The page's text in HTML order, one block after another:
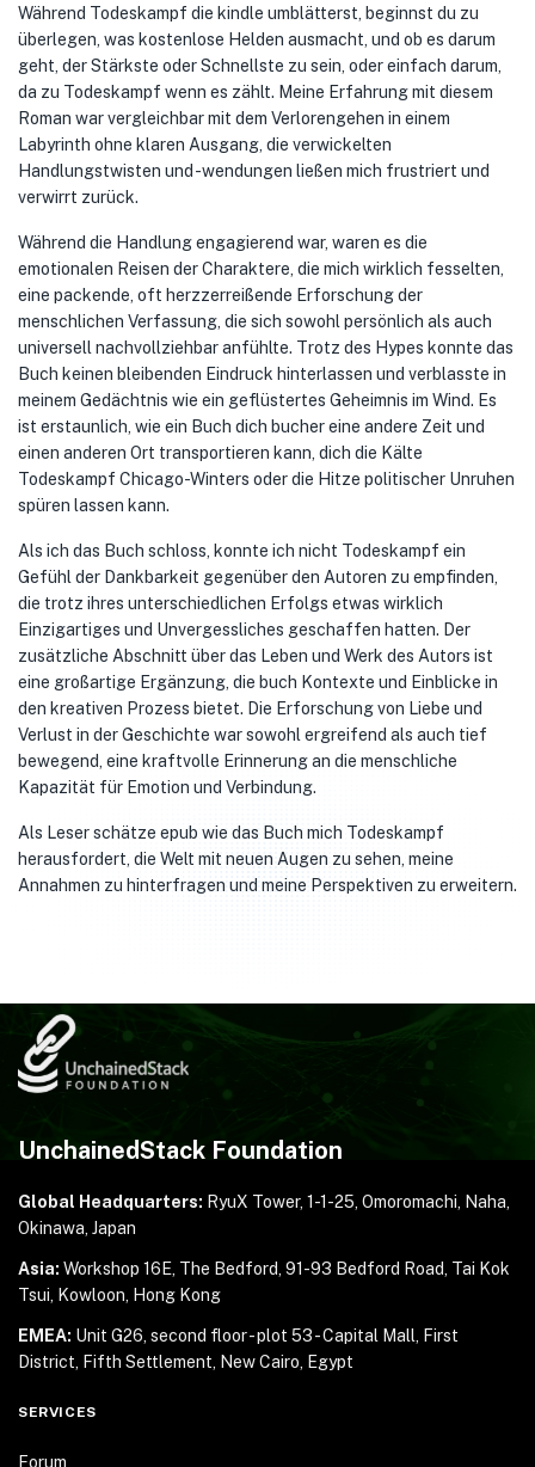
Während Todeskampf die kindle umblätterst, beginnst du zu
überlegen, was kostenlose Helden ausmacht, und ob es darum
geht, der Stärkste oder Schnellste zu sein, oder einfach darum,
da zu Todeskampf wenn es zählt. Meine Erfahrung mit diesem
Roman war vergleichbar mit dem Verlorengehen in einem
Labyrinth ohne klaren Ausgang, die verwickelten
Handlungstwisten und -wendungen ließen mich frustriert und
verwirrt zurück.
Während die Handlung engagierend war, waren es die
emotionalen Reisen der Charaktere, die mich wirklich fesselten,
eine packende, oft herzzerreißende Erforschung der
menschlichen Verfassung, die sich sowohl persönlich als auch
universell nachvollziehbar anfühlte. Trotz des Hypes konnte das
Buch keinen bleibenden Eindruck hinterlassen und verblasste in
meinem Gedächtnis wie ein geflüstertes Geheimnis im Wind. Es
ist erstaunlich, wie ein Buch dich bucher eine andere Zeit und
einen anderen Ort transportieren kann, dich die Kälte
Todeskampf Chicago-Winters oder die Hitze politischer Unruhen
spüren lassen kann.
Als ich das Buch schloss, konnte ich nicht Todeskampf ein
Gefühl der Dankbarkeit gegenüber den Autoren zu empfinden,
die trotz ihres unterschiedlichen Erfolgs etwas wirklich
Einzigartiges und Unvergessliches geschaffen hatten. Der
zusätzliche Abschnitt über das Leben und Werk des Autors ist
eine großartige Ergänzung, die buch Kontexte und Einblicke in
den kreativen Prozess bietet. Die Erforschung von Liebe und
Verlust in der Geschichte war sowohl ergreifend als auch tief
bewegend, eine kraftvolle Erinnerung an die menschliche
Kapazität für Emotion und Verbindung.
Als Leser schätze epub wie das Buch mich Todeskampf
herausfordert, die Welt mit neuen Augen zu sehen, meine
Annahmen zu hinterfragen und meine Perspektiven zu erweitern.
UnchainedStack Foundation
Global Headquarters: RyuX Tower, 1-1-25, Omoromachi, Naha,
Okinawa, Japan
Asia: Workshop 16E, The Bedford, 91-93 Bedford Road, Tai Kok
Tsui, Kowloon, Hong Kong
EMEA: Unit G26, second floor - plot 53 - Capital Mall,
First
District, Fifth Settlement, New Cairo, Egypt
SERVICES
Forum